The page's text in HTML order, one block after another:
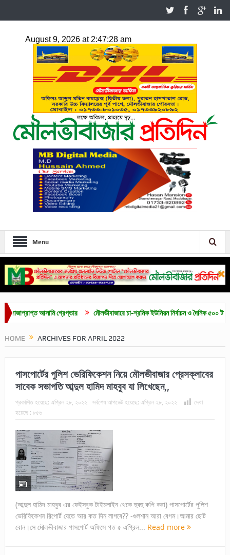
Menu
আসামি গ্রেপ্তার মৌলভীবাজারে চা-শ্রমিক ইউনিয়ন নির্বাচন ও দৈনিক ৫০০ টাকা মজুরির
HOME ARCHIVES FOR APRIL 2022
পাসপোর্টের পুলিশ ভেরিফিকেশন নিয়ে মৌলভীবাজার প্রেসক্লাবের
সাবেক সভাপতি আব্দুল হামিদ মাহবুব যা লিখেছেন,,
প্রকাশিত হয়েছে: এপ্রিল ২৮, ২০২২ সর্বশেষ আপডেট হয়েছে: এপ্রিল ২৮, ২০২২
দেখা
হয়েছে : ৮৫৬
(আব্দুল হামিদ মাহবুব এর ফেইসবুক টাইমলাইন থেকে হুবহু কপি করা) পাসপোর্টের পুলিশ
ভেরিফিকেশন রিপোর্ট যেতে আর কত দিন লাগবে?? -গুলশান আরা বেগম।আমার ছোট
বোন।সে মৌলভীবাজার পাসপোর্ট অফিসে গত ৫ এপ্রিল... Read more